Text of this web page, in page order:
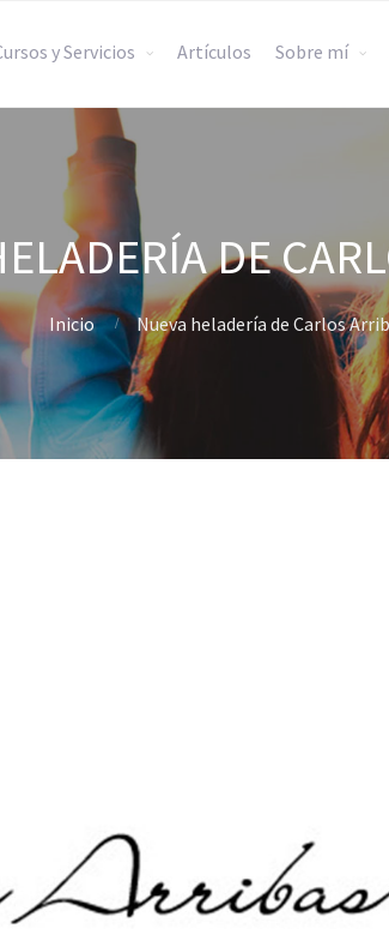
y Servicios Artículos Sobre mí
DE
Inicio Nueva heladería de Carlos